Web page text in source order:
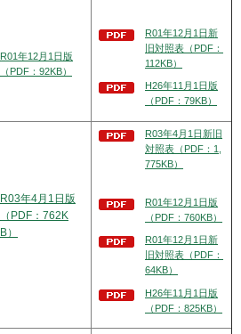
R01年12月1日版
（PDF：92KB）
R01年12月1日新
旧対照表（PDF：
112KB）
H26年11月1日版
（PDF：79KB）
R03年4月1日版
（PDF：762K
B）
R03年4月1日新旧
対照表（PDF：1,
775KB）
R01年12月1日版
（PDF：760KB）
R01年12月1日新
旧対照表（PDF：
64KB）
H26年11月1日版
（PDF：825KB）